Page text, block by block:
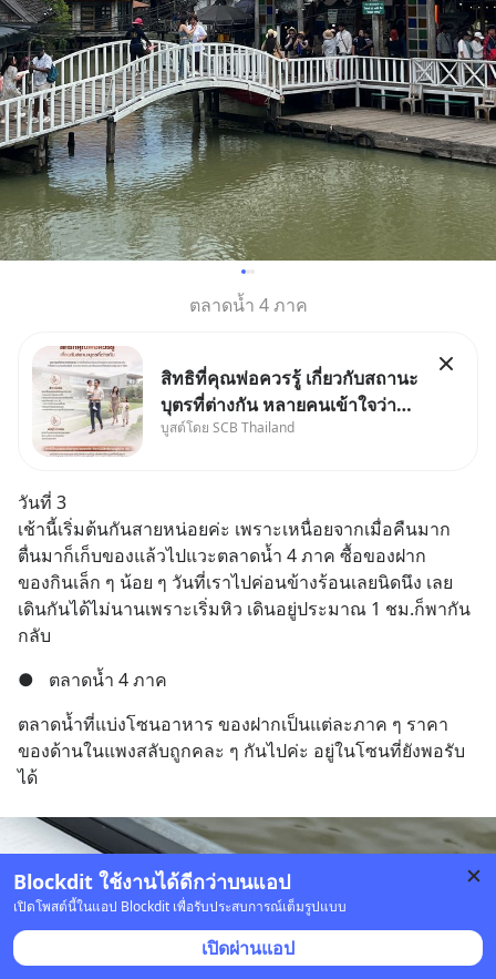
Blockdit ใช้งานได้ดีกว่าบนแอป
เปิดโพสต์นี้ในแอป Blockdit เพื่อรับประสบการณ์เต็มรูปแบบ
เปิดผ่านแอป
ตลาดน้ำ 4 ภาค
สิทธิที่คุณพ่อควรรู้ เกี่ยวกับสถานะ
บุตรที่ต่างกัน หลายคนเข้าใจว่า
"เมื่อเป็นลูกของพ่อและแม่ ก็ย่อม
กฎหมายไทยไม่ได้กำหนดไว้แบบ
นั้น
บูสต์โดย SCB Thailand
วันที่ 3
เช้านี้เริ่มต้นกันสายหน่อยค่ะ เพราะเหนื่อยจากเมื่อคืนมาก
ตื่นมาก็เก็บของแล้วไปแวะตลาดน้ำ 4 ภาค ซื้อของฝาก
ของกินเล็ก ๆ น้อย ๆ วันที่เราไปค่อนข้างร้อนเลยนิดนึง เลย
เดินกันได้ไม่นานเพราะเริ่มหิว เดินอยู่ประมาณ 1 ชม.ก็พากัน
กลับ
●
ตลาดน้ำ 4 ภาค
ตลาดน้ำที่แบ่งโซนอาหาร ของฝากเป็นแต่ละภาค ๆ ราคา
ของด้านในแพงสลับถูกคละ ๆ กันไปค่ะ อยู่ในโซนที่ยังพอรับ
ได้